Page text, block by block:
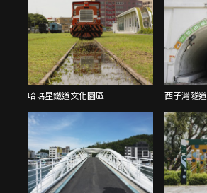
哈瑪星鐵道文化園區 西子灣隧道